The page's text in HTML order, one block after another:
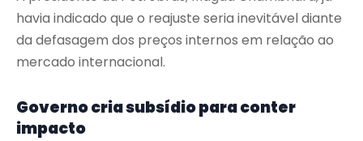
havia indicado que o reajuste seria inevitável diante
da defasagem dos preços internos em relação ao
mercado internacional.
Governo cria subsídio para conter
impacto